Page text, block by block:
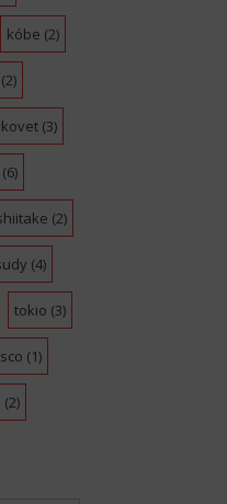
kóbe (2)
(2)
(3)
(6)
(2)
(4)
tokio (3)
(1)
(2)